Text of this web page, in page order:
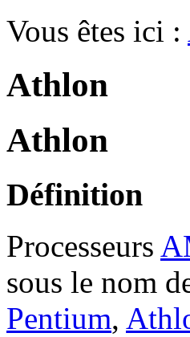
Vous êtes ici :
Athlon
Athlon
Définition
Processeurs
sous le nom
Pentium,